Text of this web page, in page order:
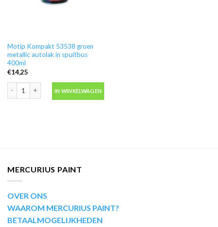
Motip Kompakt 53538 groen
metallic autolak in spuitbus
400ml
€14,25
IN WINKELWAGEN
MERCURIUS PAINT
OVER ONS
WAAROM MERCURIUS PAINT?
BETAALMOGELIJKHEDEN